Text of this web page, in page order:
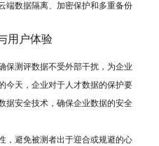
端数据隔离、加密保护和多重备份
用户体验
保测评数据不受外部干扰，为企业
今天，企业对于人才数据的保护要
据安全技术，确保企业数据的安全
，避免被测者出于迎合或规避的心